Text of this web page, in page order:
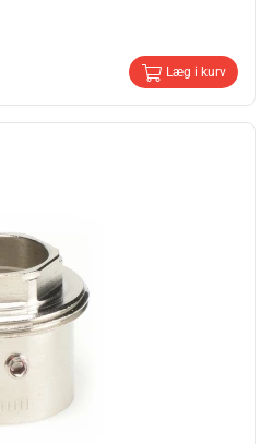
Læg i kurv